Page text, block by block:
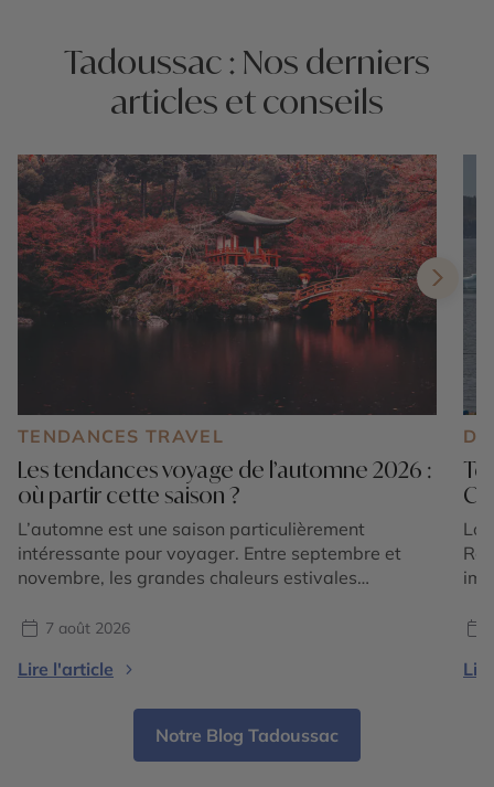
Tadoussac : Nos derniers
articles et conseils
TENDANCES TRAVEL
Les tendances voyage de l’automne 2026 :
où partir cette saison ?
L’automne est une saison particulièrement
intéressante pour voyager. Entre septembre et
novembre, les grandes chaleurs estivales
monde, les paysages changent de couleurs et
différente. En 2026, les tendances voyage
une expérience liée à la saison : […]
7 août 2026
Lire l'article
Notre Blog Tadoussac